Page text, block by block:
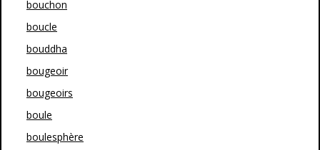
bouchon
boucle
bouddha
bougeoir
bougeoirs
boule
boulesphère